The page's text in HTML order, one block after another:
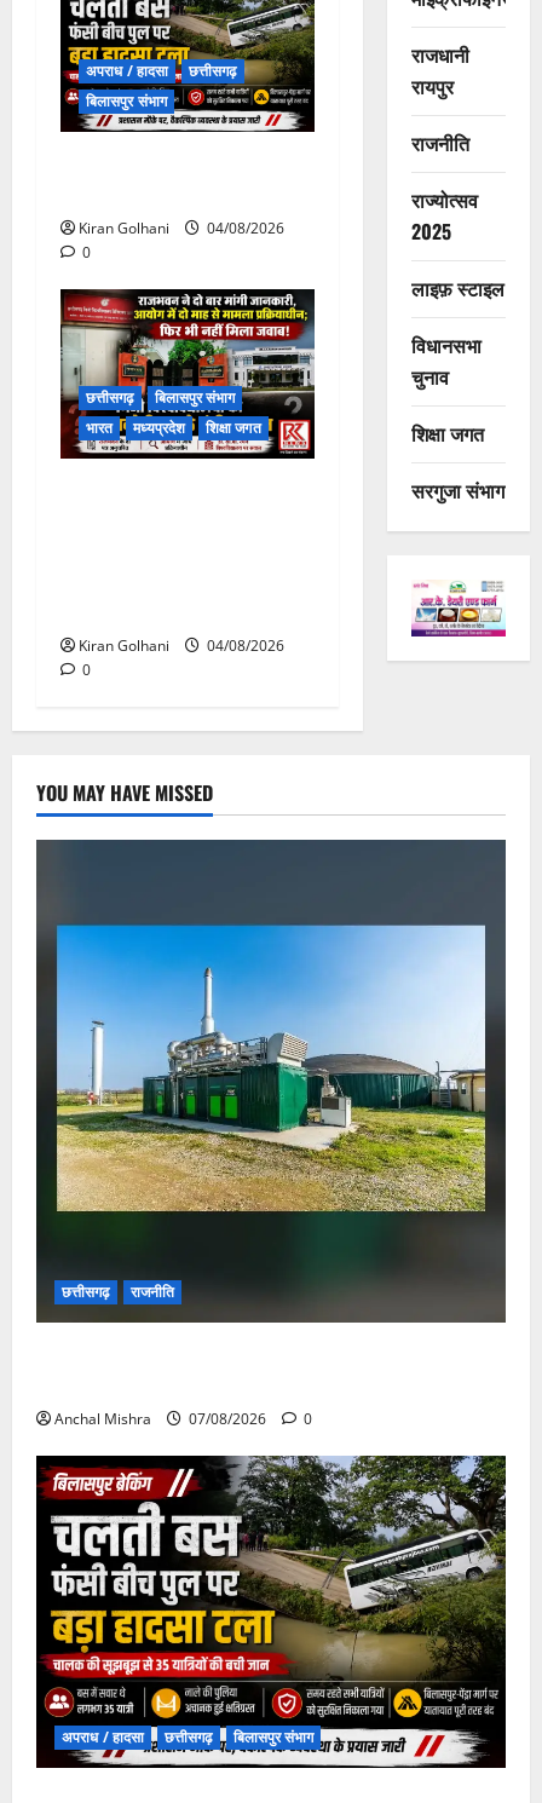
अपराध / हादसा
छत्तीसगढ़
बिलासपुर संभाग
Kiran Golhani
04/08/2026
0
छत्तीसगढ़
बिलासपुर संभाग
भारत
मध्यप्रदेश शिक्षा जगत
Kiran Golhani
04/08/2026
0
राजधानी
रायपुर
राजनीति
राज्योत्सव
2025
लाइफ़ स्टाइल
विधानसभा
चुनाव
शिक्षा जगत
सरगुजा संभाग
YOU MAY HAVE MISSED
छत्तीसगढ़ राजनीति
Anchal Mishra 07/08/2026 0
अपराध / हादसा छत्तीसगढ़ बिलासपुर संभाग